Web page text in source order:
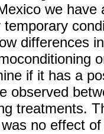
we
temporary
differences
if it has a
observed
treatments.
no effect